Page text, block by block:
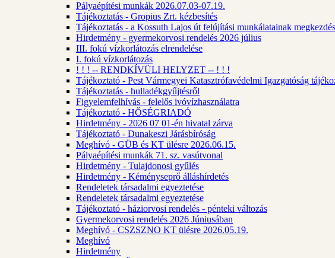
Pályaépítési munkák 2026.07.03-07.19.
Tájékoztatás - Gropius Zrt. kézbesítés
Tájékoztatás - a Kossuth Lajos út felújítási munkálatainak
Hirdetmény - gyermekorvosi rendelés 2026 július
III. fokú vízkorlátozás elrendelése
I. fokú vízkorlátozás
! ! ! -- RENDKÍVÜLI HELYZET -- ! ! !
Tájékoztató - Pest Vármegyei Katasztrófavédelmi Igazgatóság
Tájékoztatás - hulladékgyűjtésről
Figyelemfelhívás - felelős ivóvízhasználatra
Tájékoztató - HŐSÉGRIADÓ
Hirdetmény - 2026 07 01-én hivatal zárva
Tájékoztató - Dunakeszi Járásbíróság
Meghívó - GÜB és KT ülésre 2026.06.15.
Pályaépítési munkák 71. sz. vasútvonal
Hirdetmény - Tulajdonosi gyűlés
Hirdetmény - Kéményseprő álláshírdetés
Rendeletek társadalmi egyeztetése
Rendeletek társadalmi egyeztetése
Tájékoztató - háziorvosi rendelés - pénteki változás
Gyermekorvosi rendelés 2026 Júniusában
Meghívó - CSZSZNO KT ülésre 2026.05.19.
Meghívó
Hirdetmény